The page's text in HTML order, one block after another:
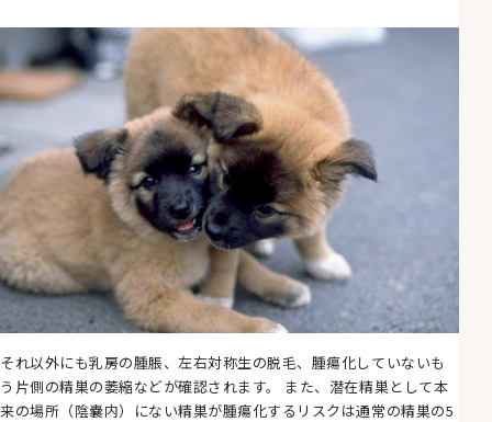
それ以外にも乳房の腫脹、左右対称生の脱毛、腫瘍化していないも
う片側の精巣の萎縮などが確認されます。 また、潜在精巣として本
来の場所（陰嚢内）にない精巣が腫瘍化するリスクは通常の精巣の5